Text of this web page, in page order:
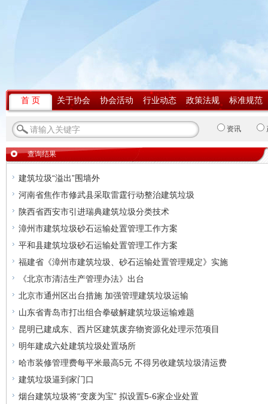
首 页 关于协会 协会活动 行业动态 政策法规 标准规范
资讯
查询结果
建筑垃圾“溢出”围墙外
河南省焦作市修武县采取雷霆行动整治建筑垃圾
陕西省西安市引进瑞典建筑垃圾分类技术
漳州市建筑垃圾砂石运输处置管理工作方案
平和县建筑垃圾砂石运输处置管理工作方案
福建省《漳州市建筑垃圾、砂石运输处置管理规定》实施
《北京市清洁生产管理办法》出台
北京市通州区出台措施 加强管理建筑垃圾运输
山东省青岛市打出组合拳破解建筑垃圾运输难题
昆明已建成东、西片区建筑废弃物资源化处理示范项目
明年建成六处建筑垃圾处置场所
哈市装修管理费每平米最高5元 不得另收建筑垃圾清运费
建筑垃圾逼到家门口
烟台建筑垃圾将“变废为宝” 拟设置5-6家企业处置